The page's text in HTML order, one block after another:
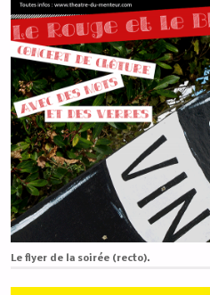
Le flyer de la soirée (recto).